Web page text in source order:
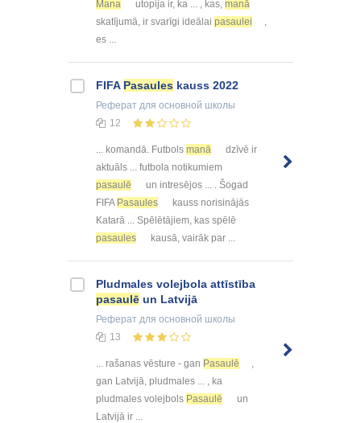
Mana utopija ir, ka ... , kas, manā
skatījumā, ir svarīgi ideālai pasaulei
,
es ...
FIFA Pasaules kauss 2022
Реферат для основной школы
12
... komandā. Futbols manā
dzīvē ir
aktuāls ... futbola notikumiem
pasaulē
un intresējos ... . Šogad
FIFA Pasaules
kauss norisinājās
Katarā ... Spēlētājiem, kas spēlē
pasaules
kausā, vairāk par ...
Pludmales volejbola attīstība
pasaulē un Latvijā
Реферат для основной школы
13
... rašanas vēsture - gan Pasaulē
,
gan Latvijā, pludmales ... , ka
pludmales volejbols Pasaulē
un
Latvijā ir ...